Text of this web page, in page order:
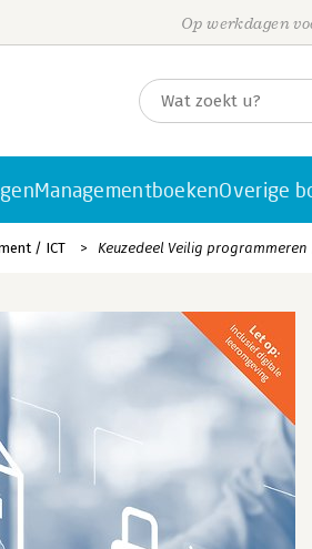
Op werkdagen
ManagementboekenOverige
/ ICT Keuzedeel Veilig